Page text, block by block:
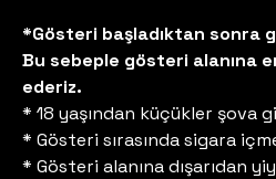
*Gösteri başladıktan sonra
Bu sebeple gösteri alanına
ederiz.
* 18 yaşından küçükler şova
* Gösteri sırasında sigara
* Gösteri alanına dışarıdan